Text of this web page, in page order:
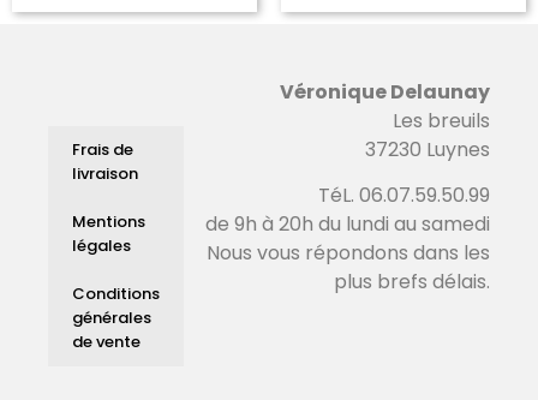
Frais de
livraison
Mentions
légales
Conditions
générales
de vente
Véronique Delaunay
Les breuils
37230 Luynes
TéL. 06.07.59.50.99
de 9h à 20h du lundi au samedi
Nous vous répondons dans les
plus brefs délais.